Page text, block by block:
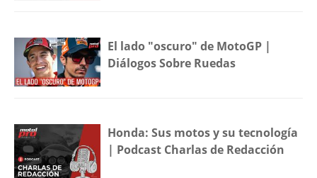
El lado "oscuro" de MotoGP |
Diálogos Sobre Ruedas
Honda: Sus motos y su tecnología
| Podcast Charlas de Redacción